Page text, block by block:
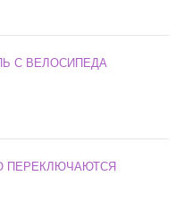
С ВЕЛОСИПЕДА
ПЕРЕКЛЮЧАЮТСЯ